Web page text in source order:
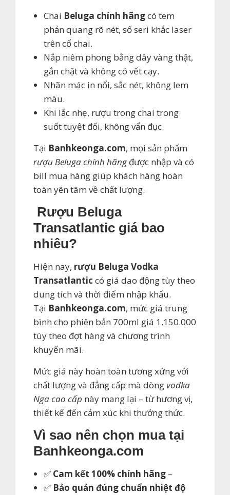
Chai Beluga chính hãngcó tem
phản quang rõ nét, số seri khắc laser
trên cổ chai.
Nắp niêm phong bằng dây vàng thật,
gắn chặt và không có vết cạy.
Nhãn mác in nổi, sắc nét, không lem
màu.
Khi lắc nhẹ, rượu trong chai trong
suốt tuyệt đối, không vẩn đục.
Tại Banhkeonga.com, mọi sản phẩm
rượu Beluga chính hãngđược nhập và có
bill mua hàng giúp khách hàng hoàn
toàn yên tâm về chất lượng.
Rượu Beluga
Transatlantic giá bao
nhiêu?
Hiện nay, rượu Beluga Vodka
Transatlantic có giá dao động tùy theo
dung tích và thời điểm nhập khẩu.
Tại Banhkeonga.com, mức giá trung
bình cho phiên bản 700ml giá 1.150.000
tùy theo đợt hàng và chương trình
khuyến mãi.
Mức giá này hoàn toàn tương xứng với
chất lượng và đẳng cấp mà dòngvodka
Nga cao cấp này mang lại – từ hương vị,
thiết kế đến cảm xúc khi thưởng thức.
Vì sao nên chọn mua tại
Banhkeonga.com
✅ Cam kết 100% chính hãng –
✅ Bảo quản đúng chuẩn nhiệt độ